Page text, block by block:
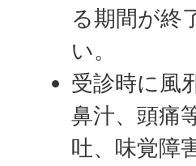
る期間が終
い。
受診時に風
鼻汁、頭痛
吐、味覚障